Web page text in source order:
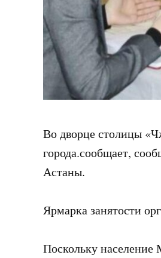
Во дворце столицы
города.сообщает,
Астаны.
Ярмарка занятости
Поскольку